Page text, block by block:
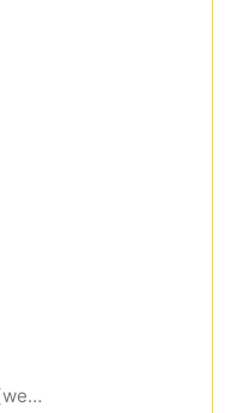
Backrooms. Bez wyjścia (wersja rozszerzona)